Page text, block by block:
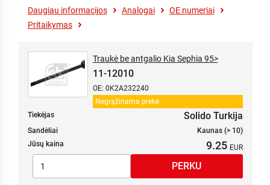
Daugiau informacijos Analogai
OE numeriai
Pritaikymas
Negrąžinama prekė
Traukė be antgalio Kia Sephia 95>
11-12010
OE: 0K2A232240
Tiekėjas Solido Turkija
Sandėliai
Kaunas (> 10)
Jūsų kaina
9.25